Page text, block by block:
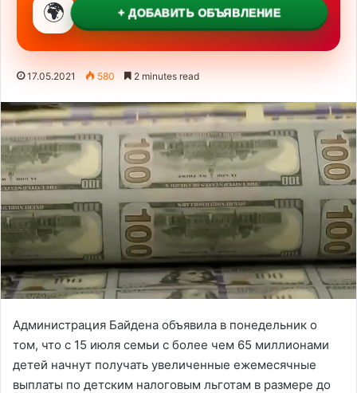
🌍 + ДОБАВИТЬ ОБЪЯВЛЕНИЕ
17.05.2021 580 2 minutes read
Администрация Байдена объявила в понедельник о
том, что с 15 июля семьи с более чем 65 миллионами
детей начнут получать увеличенные ежемесячные
выплаты по детским налоговым льготам в размере до